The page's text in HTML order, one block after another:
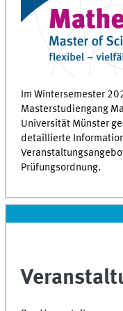
Im Wintersemester
Masterstudiengang
Universität Münster
detaillierte
Prüfungsordnung.